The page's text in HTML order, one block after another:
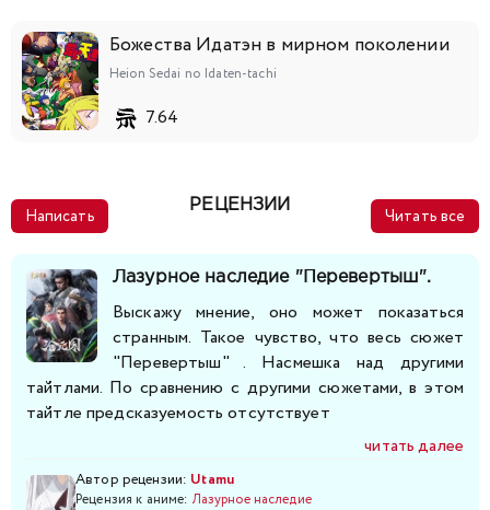
Божества Идатэн в мирном поколении
Heion Sedai no Idaten-tachi
7.64
Написать
РЕЦЕНЗИИ
Читать все
Лазурное наследие "Перевертыш".
Выскажу мнение, оно может показаться
странным. Такое чувство, что весь сюжет
"Перевертыш" . Насмешка над другими
тайтлами. По сравнению с другими сюжетами, в этом
тайтле предсказуемость отсутствует
читать далее
Автор рецензии: Utamu
Рецензия к аниме: Лазурное наследие